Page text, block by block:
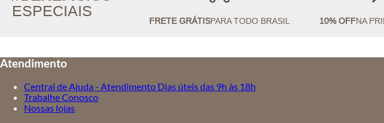
ESPECIAIS
FRETE GRÁTISPARA TODO BRASIL 10% OFFNA
Atendimento
Central de Ajuda - Atendimento Dias úteis das 9h às 18h
Trabalhe Conosco
Nossas lojas